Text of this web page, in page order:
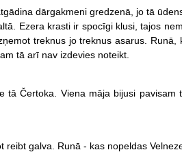
dārgakmeni gredzenā, jo tā
Ezera krasti ir spocīgi klusi, tajos
treknus jo treknus asarus. Runā,
tā arī nav izdevies noteikt.
Čertoka. Viena māja bijusi pavisam
galva. Runā - kas nopeldas